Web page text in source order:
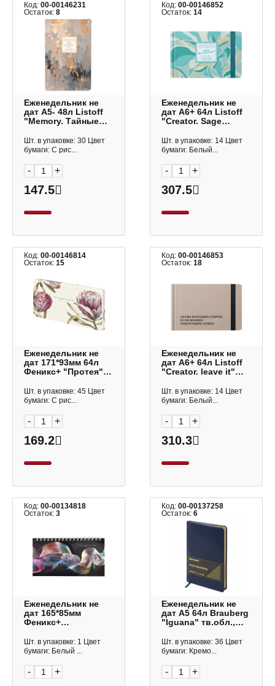
Код: 00-00146231
Остаток: 8
Еженедельник не
дат А5- 48л Listoff
"Memory. Тайные
картон ЕНФ2654804
Шт. в упаковке: 30 Цвет
бумаги: С рис...
- +
147.5
Код:00-00146852
Остаток:14
Еженедельник не
дат А6+ 64л Listoff
"Creator. Sage
ЕН2666403
Шт. в упаковке: 14 Цвет
бумаги: Белый...
- +
307.5
Код: 00-00146814
Остаток: 15
Еженедельник не
дат 171*93мм 64л
Феникс+ "Протея"
Шт. в упаковке: 45 Цвет
бумаги: С рис...
- +
169.2
Код:00-00146853
Остаток:18
Еженедельник не
дат А6+ 64л Listoff
"Creator. leave it"
ЕН2666407
Шт. в упаковке: 14 Цвет
бумаги: Белый...
- +
310.3
Код: 00-00134818
Остаток: 3
Еженедельник не
дат 165*85мм
Феникс+
мел. картон,
гребень 68091
Шт. в упаковке: 1 Цвет
бумаги: Белый ...
- +
Код:00-00137258
Остаток:6
Еженедельник не
дат А5 64л Brauberg
"Iguana" тв.обл.,
синий 114476
Шт. в упаковке: 36 Цвет
бумаги: Кремо...
- +